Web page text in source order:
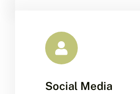
Social Media